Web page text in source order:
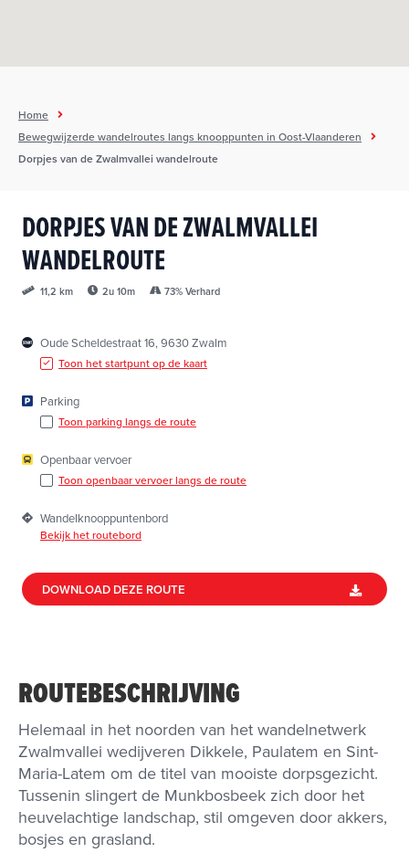
u
DORPJES VAN DE ZWALMVALLEI
WANDELROUTE
11,2 km 2u 10m 73% Verhard
Oude Scheldestraat 16, 9630 Zwalm
Toon het startpunt op de kaart
Parking
Toon parking langs de route
Openbaar vervoer
Toon openbaar vervoer langs de route
Wandelknooppuntenbord
Bekijk het routebord
DOWNLOAD DEZE ROUTE
Home
Bewegwijzerde wandelroutes langs knooppunten in Oost-Vlaanderen
Dorpjes van de Zwalmvallei wandelroute
ROUTEBESCHRIJVING
Helemaal in het noorden van het wandelnetwerk
Zwalmvallei wedijveren Dikkele, Paulatem en Sint-
Maria-Latem om de titel van mooiste dorpsgezicht.
Tussenin slingert de Munkbosbeek zich door het
heuvelachtige landschap, stil omgeven door akkers,
bosjes en grasland.